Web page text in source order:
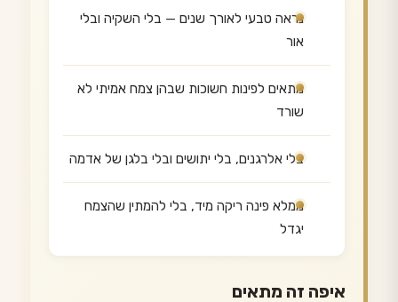
נראה טבעי לאורך שנים — בלי השקיה ובלי
אור
מתאים לפינות חשוכות שבהן צמח אמיתי לא
שורד
בלי אלרגנים, בלי יתושים ובלי בלגן של אדמה
ממלא פינה ריקה מיד, בלי להמתין שהצמח
יגדל
איפה זה מתאים